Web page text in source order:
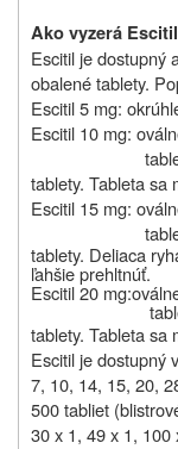
Ako vyzerá
Escitil je dostupný
obalené tablety.
Escitil 5 mg:
Escitil 10 mg:
tablety. Tableta sa
Escitil 15 mg:
tablety. Deliaca
ľahšie prehltnúť.
Escitil 20 mg:
tablety. Tableta sa
Escitil je dostupný
7, 10, 14, 15, 20,
500 tabliet
30 x 1, 49 x 1, 100